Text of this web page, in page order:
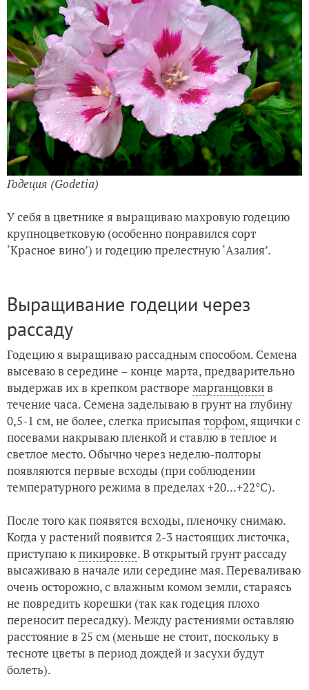
Годеция (Godetia)
У себя в цветнике я выращиваю махровую годецию
крупноцветковую (особенно понравился сорт
‘Красное вино’) и годецию прелестную ‘Азалия’.
Выращивание годеции через
рассаду
Годецию я выращиваю рассадным способом. Семена
высеваю в середине – конце марта, предварительно
выдержав их в крепком растворе марганцовкив
течение часа. Семена заделываю в грунт на глубину
0,5-1 см, не более, слегка присыпаяторфом, ящички с
посевами накрываю пленкой и ставлю в теплое и
светлое место. Обычно через неделю-полторы
появляются первые всходы (при соблюдении
температурного режима в пределах +20...+22°C).
После того как появятся всходы, пленочку снимаю.
Когда у растений появится 2-3 настоящих листочка,
приступаю кпикировке. В открытый грунт рассаду
высаживаю в начале или середине мая. Переваливаю
очень осторожно, с влажным комом земли, стараясь
не повредить корешки (так как годеция плохо
переносит пересадку). Между растениями оставляю
расстояние в 25 см (меньше не стоит, поскольку в
тесноте цветы в период дождей и засухи будут
болеть).